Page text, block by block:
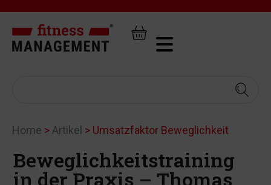
Home > Artikel > Umsatzfaktor Beweglichkeit
Beweglichkeitstraining
in der Praxis – Thomas